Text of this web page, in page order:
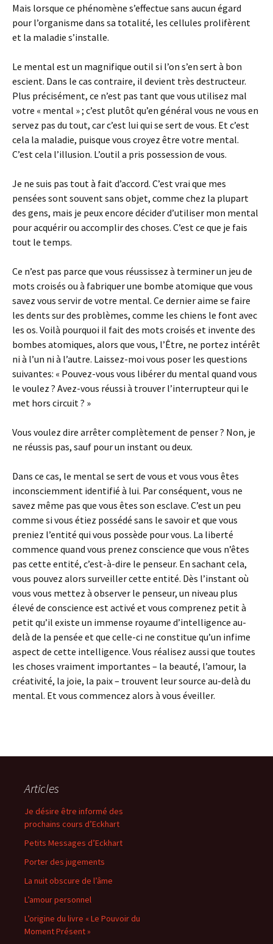
Mais lorsque ce phénomène s’effectue sans aucun égard
pour l’organisme dans sa totalité, les cellules prolifèrent
et la maladie s’installe.
Le mental est un magnifique outil si l’on s’en sert à bon
escient. Dans le cas contraire, il devient très destructeur.
Plus précisément, ce n’est pas tant que vous utilisez mal
votre « mental » ; c’est plutôt qu’en général vous ne vous en
servez pas du tout, car c’est lui qui se sert de vous. Et c’est
cela la maladie, puisque vous croyez être votre mental.
C’est cela l’illusion. L’outil a pris possession de vous.
Je ne suis pas tout à fait d’accord. C’est vrai que mes
pensées sont souvent sans objet, comme chez la plupart
des gens, mais je peux encore décider d’utiliser mon mental
pour acquérir ou accomplir des choses. C’est ce que je fais
tout le temps.
Ce n’est pas parce que vous réussissez à terminer un jeu de
mots croisés ou à fabriquer une bombe atomique que vous
savez vous servir de votre mental. Ce dernier aime se faire
les dents sur des problèmes, comme les chiens le font avec
les os. Voilà pourquoi il fait des mots croisés et invente des
bombes atomiques, alors que vous, l’Être, ne portez intérêt
ni à l’un ni à l’autre. Laissez-moi vous poser les questions
suivantes: « Pouvez-vous vous libérer du mental quand vous
le voulez ? Avez-vous réussi à trouver l’interrupteur qui le
met hors circuit ? »
Vous voulez dire arrêter complètement de penser ? Non, je
ne réussis pas, sauf pour un instant ou deux.
Dans ce cas, le mental se sert de vous et vous vous êtes
inconsciemment identifié à lui. Par conséquent, vous ne
savez même pas que vous êtes son esclave. C’est un peu
comme si vous étiez possédé sans le savoir et que vous
preniez l’entité qui vous possède pour vous. La liberté
commence quand vous prenez conscience que vous n’êtes
pas cette entité, c’est-à-dire le penseur. En sachant cela,
vous pouvez alors surveiller cette entité. Dès l’instant où
vous vous mettez à observer le penseur, un niveau plus
élevé de conscience est activé et vous comprenez petit à
petit qu’il existe un immense royaume d’intelligence au-
delà de la pensée et que celle-ci ne constitue qu’un infime
aspect de cette intelligence. Vous réalisez aussi que toutes
les choses vraiment importantes – la beauté, l’amour, la
créativité, la joie, la paix – trouvent leur source au-delà du
mental. Et vous commencez alors à vous éveiller.
Articles
Je désire être informé des
prochains cours d’Eckhart
Petits Messages d’Eckhart
Porter des jugements
La nuit obscure de l’âme
L’amour personnel
L’origine du livre « Le Pouvoir du
Moment Présent »